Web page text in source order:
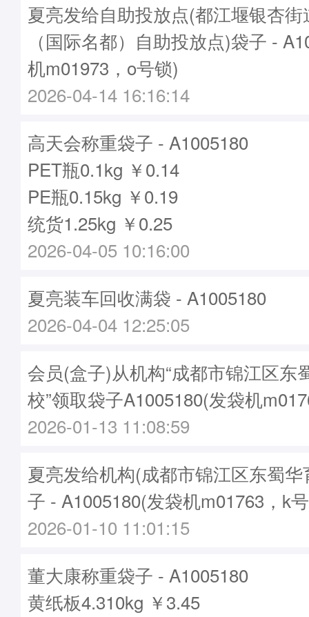
夏亮发给自助投放点(都江堰银杏
（国际名都）自助投放点)袋子 -
机m01973，o号锁)
2026-04-14 16:16:14
高天会称重袋子 - A1005180
PET瓶0.1kg ￥0.14
PE瓶0.15kg ￥0.19
统货1.25kg ￥0.25
2026-04-05 10:16:00
夏亮装车回收满袋 - A1005180
2026-04-04 12:25:05
会员(盒子)从机构“成都市锦江区东
校”领取袋子A1005180(发袋机
2026-01-13 11:08:59
夏亮发给机构(成都市锦江区东蜀
子 - A1005180(发袋机m01763，k
2026-01-10 11:01:15
董大康称重袋子 - A1005180
黄纸板4.310kg ￥3.45